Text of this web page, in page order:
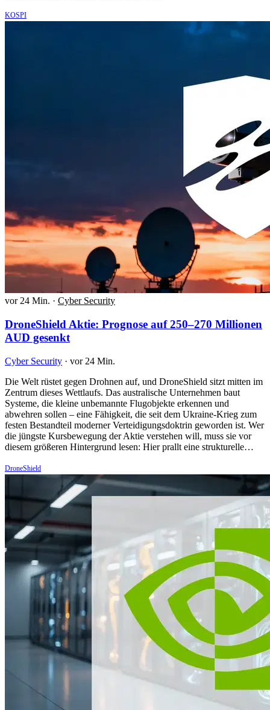
KOSPI
vor 24 Min. · Cyber Security
DroneShield Aktie: Prognose auf 250–270 Millionen
AUD gesenkt
Cyber Security · vor 24 Min.
Die Welt rüstet gegen Drohnen auf, und DroneShield sitzt mitten im
Zentrum dieses Wettlaufs. Das australische Unternehmen baut
Systeme, die kleine unbemannte Flugobjekte erkennen und
abwehren sollen – eine Fähigkeit, die seit dem Ukraine-Krieg zum
festen Bestandteil moderner Verteidigungsdoktrin geworden ist. Wer
die jüngste Kursbewegung der Aktie verstehen will, muss sie vor
diesem größeren Hintergrund lesen: Hier prallt eine strukturelle…
DroneShield